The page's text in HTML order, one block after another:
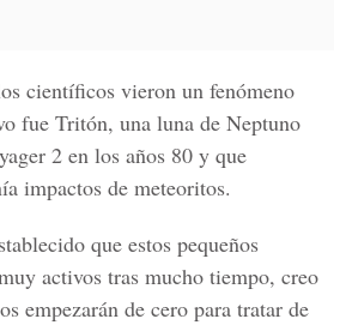
científicos vieron un fenómeno
fue Tritón, una luna de Neptuno
2 en los años 80 y que
impactos de meteoritos.
que estos pequeños
activos tras mucho tiempo, creo
empezarán de cero para tratar de